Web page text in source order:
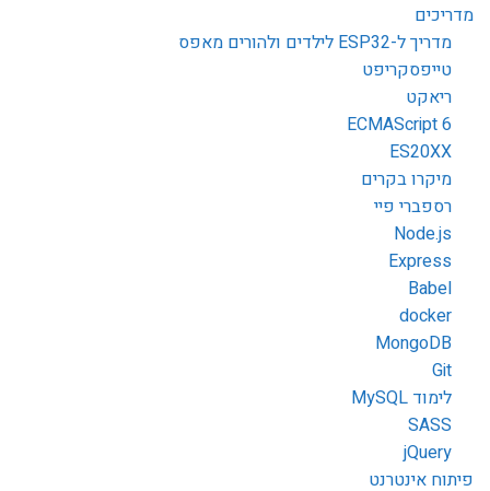
מדריכים
מדריך ל-ESP32 לילדים ולהורים מאפס
טייפסקריפט
ריאקט
ECMAScript 6
ES20XX
מיקרו בקרים
רספברי פיי
Node.js
Express
Babel
docker
MongoDB
Git
לימוד MySQL
SASS
jQuery
פיתוח אינטרנט